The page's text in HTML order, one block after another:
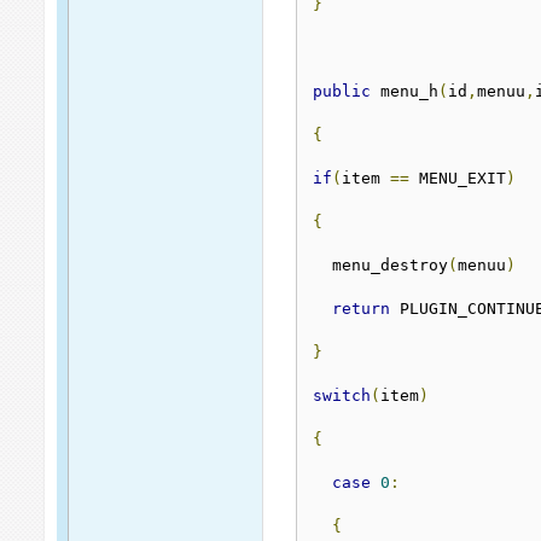
}
public menu_h ( id ,menuu ,
{
if ( item == MENU_EXIT)
{
  menu_destroy
(menuu )
return
}
switch ( item)
{
case 0 :
{